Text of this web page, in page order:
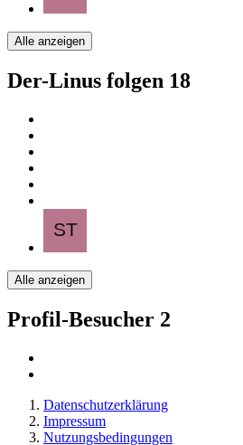
Alle anzeigen
Der-Linus folgen 18
Alle anzeigen
Profil-Besucher 2
Datenschutzerklärung
Impressum
Nutzungsbedingungen